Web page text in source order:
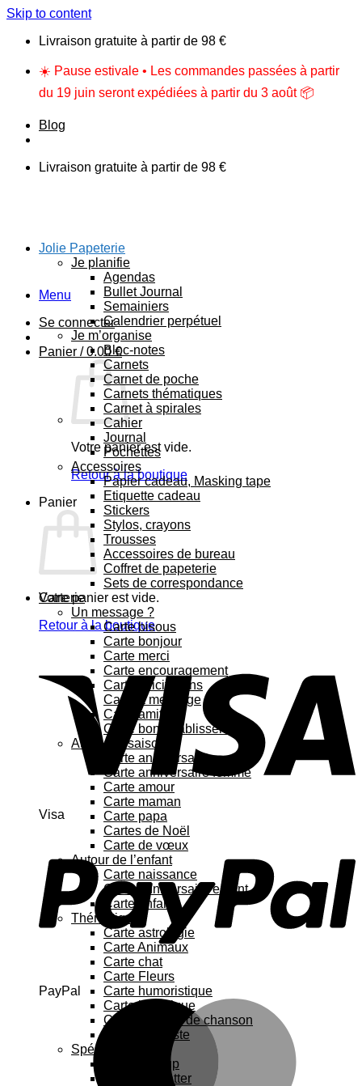
Skip to content
Livraison gratuite à partir de 98 €
☀️ Pause estivale • Les commandes passées à partir
du 19 juin seront expédiées à partir du 3 août 📦
Blog
Livraison gratuite à partir de 98 €
Menu
Se connecter
Panier /0.00€
Votre panier est vide.
Retour à la boutique
Panier
Votre panier est vide.
Retour à la boutique
Visa
PayPal
Jolie Papeterie
Je planifie
Agendas
Bullet Journal
Semainiers
Calendrier perpétuel
Je m’organise
Bloc-notes
Carnets
Carnet de poche
Carnets thématiques
Carnet à spirales
Cahier
Journal
Pochettes
Accessoires
Papier cadeau, Masking tape
Etiquette cadeau
Stickers
Stylos, crayons
Trousses
Accessoires de bureau
Coffret de papeterie
Sets de correspondance
Carterie
Un message ?
Carte bisous
Carte bonjour
Carte merci
Carte encouragement
Carte félicitations
Carte à message
Carte amitié
Carte bon rétablissement
Au fil des saisons
Carte anniversaire
Carte anniversaire femme
Carte amour
Carte maman
Carte papa
Cartes de Noël
Carte de vœux
Autour de l’enfant
Carte naissance
Carte anniversaire enfant
Carte enfant
Thématique
Carte astrologie
Carte Animaux
Carte chat
Carte Fleurs
Carte humoristique
Carte botanique
Carte Paroles de chanson
Carte féministe
Spécial
Carte Pop up
Cartes à gratter